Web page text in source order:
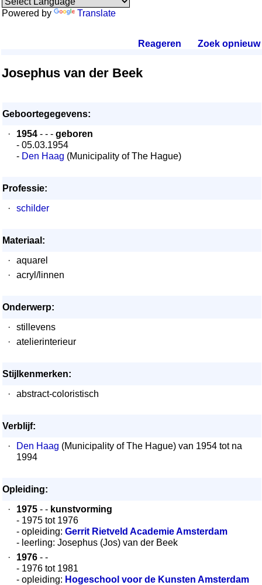
Powered by Translate
Reageren Zoek opnieuw.
Josephus van der Beek
Geboortegegevens:
·
1954 - - - geboren
- 05.03.1954
- Den Haag (Municipality of The Hague)
Professie:
·
schilder
Materiaal:
·
aquarel
·
acryl/linnen
Onderwerp:
·
stillevens
·
atelierinterieur
Stijlkenmerken:
·
abstract-coloristisch
Verblijf:
·
Den Haag (Municipality of The Hague) van 1954 tot na
1994
Opleiding:
·
1975 - - kunstvorming
- 1975 tot 1976
- opleiding: Gerrit Rietveld Academie Amsterdam
- leerling: Josephus (Jos) van der Beek
·
1976 - -
- 1976 tot 1981
- opleiding: Hogeschool voor de Kunsten Amsterdam